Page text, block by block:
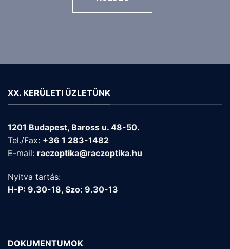
XX. KERÜLETI ÜZLETÜNK
1201 Budapest, Baross u. 48-50.
Tel./Fax: +36 1 283-1482
E-mail: raczoptika@raczoptika.hu
Nyitva tartás:
H-P: 9.30-18, Szo: 9.30-13
DOKUMENTUMOK